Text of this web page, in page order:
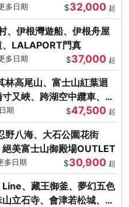
多日期 $32,000 起
、伊根灣遊船、伊根舟屋
LALAPORT門真
多日期 $37,000 起
林高尾山、富士山紅葉迴
又峽、跨湖空中纜車、抹
期 $47,500 起
野八海、大石公園花街
美富士山御殿場OUTLET
多日期 $30,900 起
、藏王御釜、夢幻五色
立石寺、會津若松城、燒